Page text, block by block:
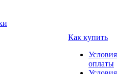
Как купить
Условия
оплаты